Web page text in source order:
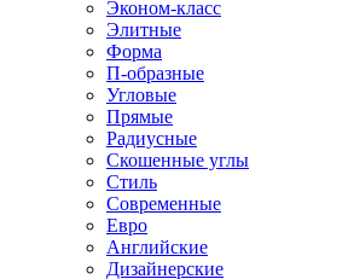
Эконом-класс
Элитные
Форма
П-образные
Угловые
Прямые
Радиусные
Скошенные углы
Стиль
Современные
Евро
Английские
Дизайнерские